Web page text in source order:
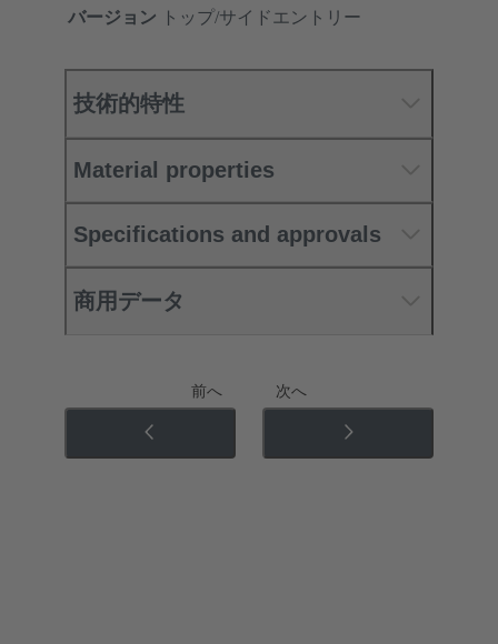
バージョン トップ/サイドエントリー
技術的特性
Material properties
Specifications and approvals
商用データ
前へ 次へ